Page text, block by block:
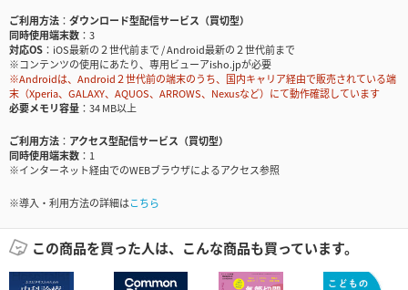
ご利用方法
ダウンロード型配信サービス（買切型）
同時使用端末数
3
対応OS
iOS最新の２世代前まで / Android最新の２世代前まで
※コンテンツの使用にあたり、専用ビューアisho.jpが必要
※Androidは、Android２世代前の端末のうち、国内キャリア経由で販売されている端
末（Xperia、GALAXY、AQUOS、ARROWS、Nexusなど）にて動作確認しています
必要メモリ容量
34 MB以上
ご利用方法
アクセス型配信サービス（買切型）
同時使用端末数
1
※インターネット経由でのWEBブラウザによるアクセス参照
※導入・利用方法の詳細はこちら
この商品を買った人は、こんな商品も買っています。